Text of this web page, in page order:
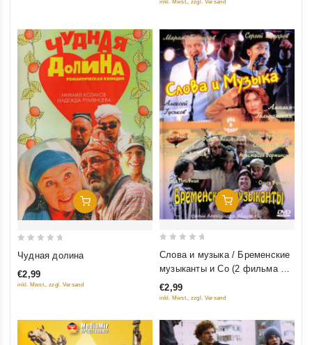
inkl. Mwst., zzgl. Versand
Добавить В Корзину
out
of
Чудная долина
€2,99
inkl. Mwst., zzgl. Versand
Добавить В Корзину
5
Слова и музыка / Бременские
музыканты и Co (2 фильма на
1 диске)
€2,99
inkl. Mwst., zzgl. Versand